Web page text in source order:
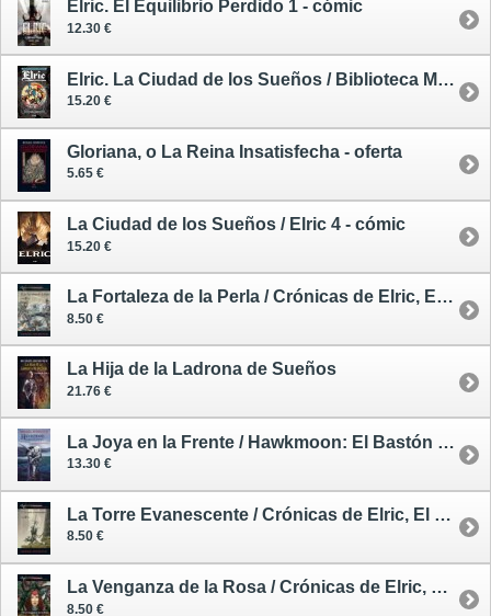
Elric. El Equilibrio Perdido 1 - cómic
12.30 €
Elric. La Ciudad de los Sueños / Biblioteca Michael Moorcock 6 - cómic
15.20 €
Gloriana, o La Reina Insatisfecha - oferta
5.65 €
La Ciudad de los Sueños / Elric 4 - cómic
15.20 €
La Fortaleza de la Perla / Crónicas de Elric, El Emperador Albino 2
8.50 €
La Hija de la Ladrona de Sueños
21.76 €
La Joya en la Frente / Hawkmoon: El Bastón Rúnico 1
13.30 €
La Torre Evanescente / Crónicas de Elric, El Emperador Albino 5
8.50 €
La Venganza de la Rosa / Crónicas de Elric, El Emperador Albino 6
8.50 €